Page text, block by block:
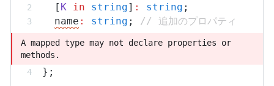
  [
K in string] : string ;
name : string ; // 追加のプロパティ
A mapped type may not declare properties or
methods.
A mapped type may not declare properties or
methods.
};